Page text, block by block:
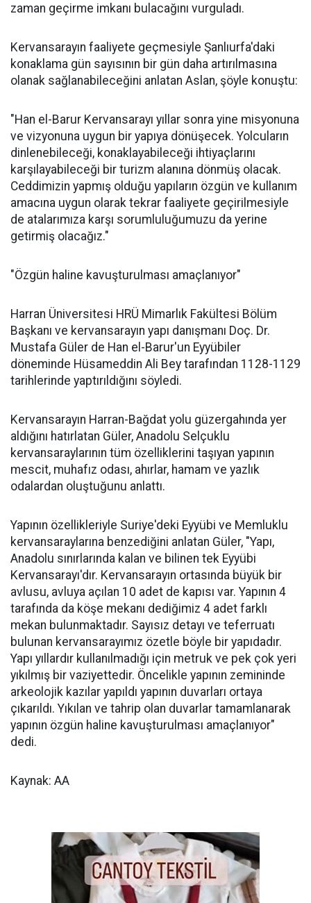
zaman geçirme imkanı bulacağını vurguladı.
Kervansarayın faaliyete geçmesiyle Şanlıurfa'daki
konaklama gün sayısının bir gün daha artırılmasına
olanak sağlanabileceğini anlatan Aslan, şöyle konuştu:
"Han el-Barur Kervansarayı yıllar sonra yine misyonuna
ve vizyonuna uygun bir yapıya dönüşecek. Yolcuların
dinlenebileceği, konaklayabileceği ihtiyaçlarını
karşılayabileceği bir turizm alanına dönmüş olacak.
Ceddimizin yapmış olduğu yapıların özgün ve kullanım
amacına uygun olarak tekrar faaliyete geçirilmesiyle
de atalarımıza karşı sorumluluğumuzu da yerine
getirmiş olacağız."
"Özgün haline kavuşturulması amaçlanıyor"
Harran Üniversitesi HRÜ Mimarlık Fakültesi Bölüm
Başkanı ve kervansarayın yapı danışmanı Doç. Dr.
Mustafa Güler de Han el-Barur'un Eyyübiler
döneminde Hüsameddin Ali Bey tarafından 1128-1129
tarihlerinde yaptırıldığını söyledi.
Kervansarayın Harran-Bağdat yolu güzergahında yer
aldığını hatırlatan Güler, Anadolu Selçuklu
kervansaraylarının tüm özelliklerini taşıyan yapının
mescit, muhafız odası, ahırlar, hamam ve yazlık
odalardan oluştuğunu anlattı.
Yapının özellikleriyle Suriye'deki Eyyübi ve Memluklu
kervansaraylarına benzediğini anlatan Güler, "Yapı,
Anadolu sınırlarında kalan ve bilinen tek Eyyübi
Kervansarayı'dır. Kervansarayın ortasında büyük bir
avlusu, avluya açılan 10 adet de kapısı var. Yapının 4
tarafında da köşe mekanı dediğimiz 4 adet farklı
mekan bulunmaktadır. Sayısız detayı ve teferruatı
bulunan kervansarayımız özetle böyle bir yapıdadır.
Yapı yıllardır kullanılmadığı için metruk ve pek çok yeri
yıkılmış bir vaziyettedir. Öncelikle yapının zemininde
arkeolojik kazılar yapıldı yapının duvarları ortaya
çıkarıldı. Yıkılan ve tahrip olan duvarlar tamamlanarak
yapının özgün haline kavuşturulması amaçlanıyor"
dedi.
Kaynak: AA